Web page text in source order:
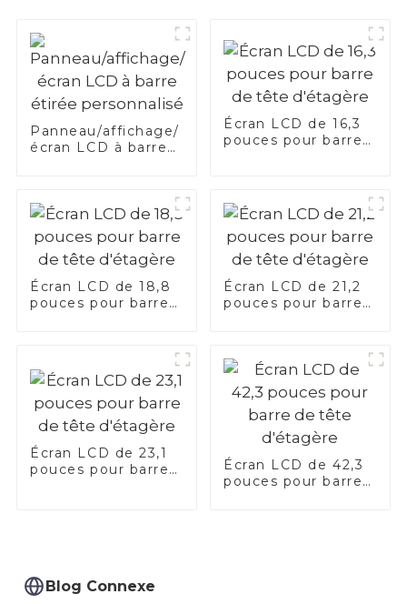
Panneau/affichage/
écran LCD à barre
Écran LCD de 16,3
pouces pour barre
Écran LCD de 18,8
pouces pour barre
Écran LCD de 21,2
pouces pour barre
Écran LCD de 23,1
pouces pour barre
Écran LCD de 42,3
pouces pour barre
Blog Connexe